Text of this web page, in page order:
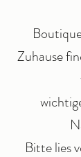
Zuhause
Bitte lies